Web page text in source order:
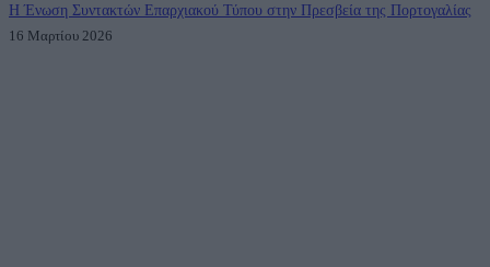
Η Ένωση Συντακτών Επαρχιακού Τύπου στην Πρεσβεία της Πορτογαλίας
16 Μαρτίου 2026